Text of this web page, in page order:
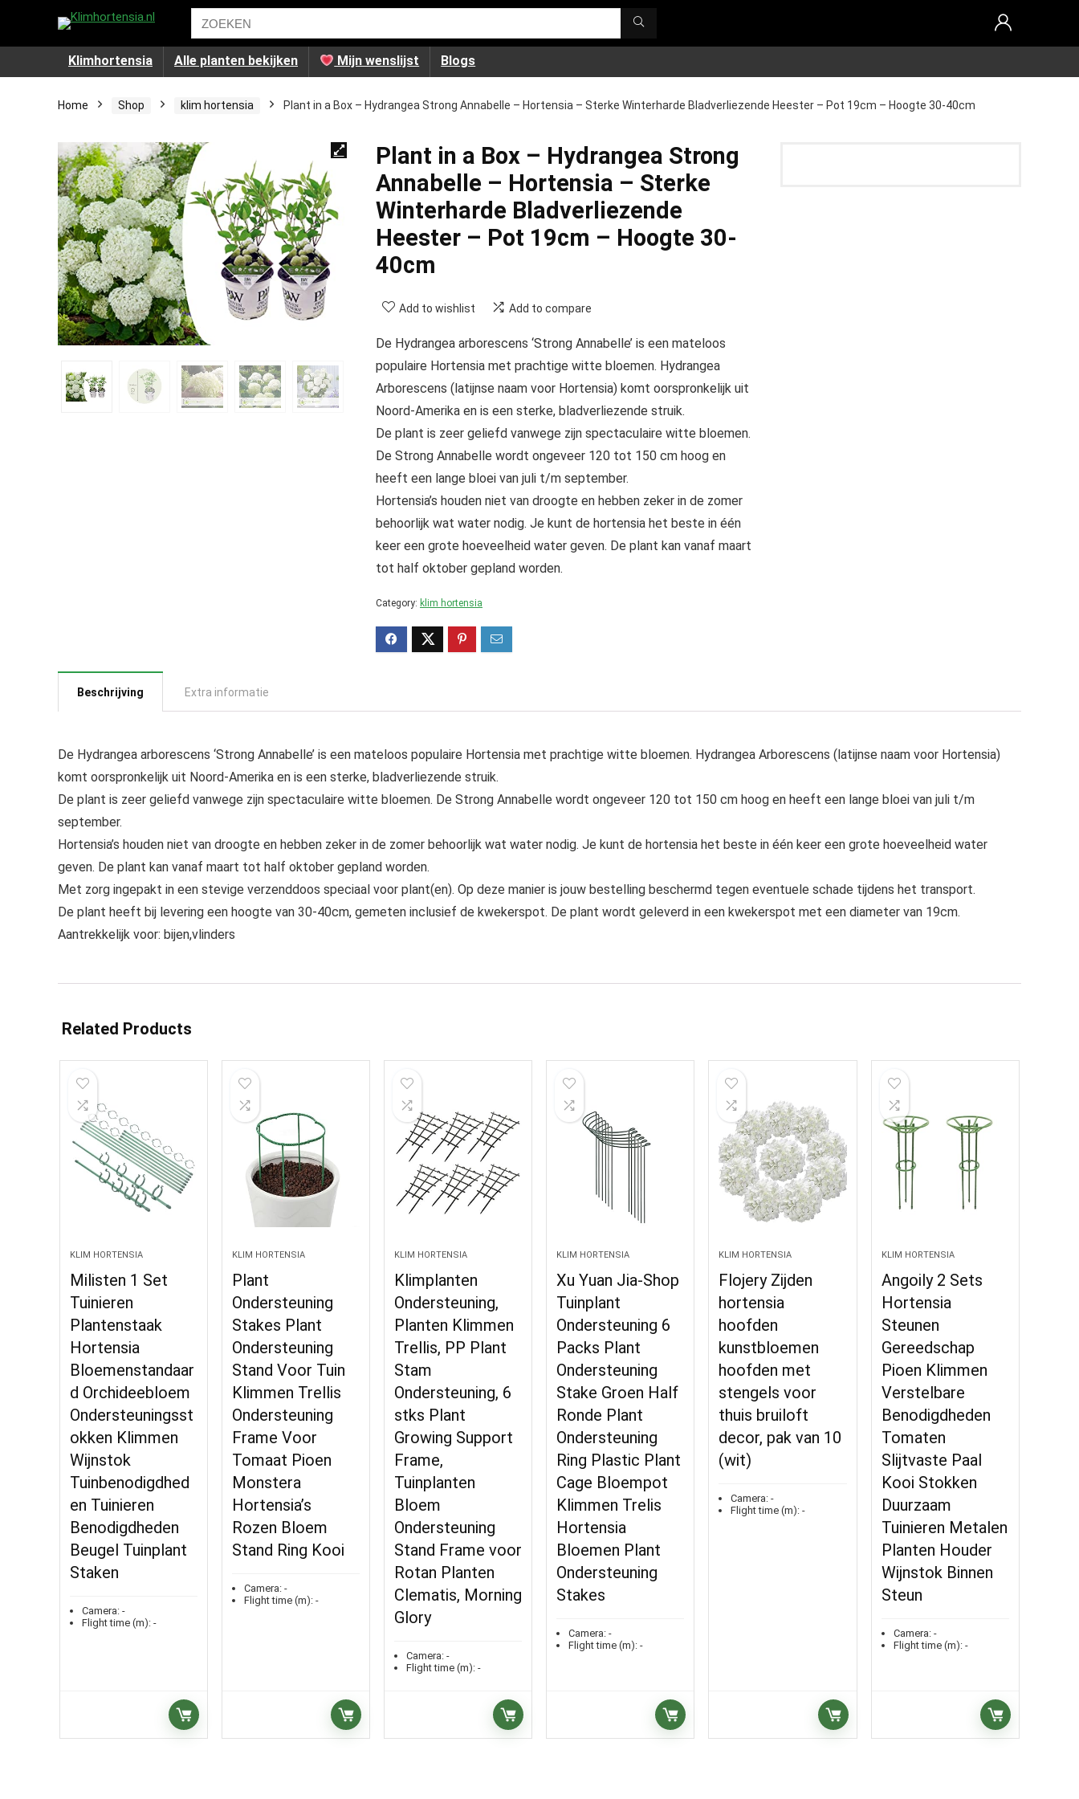
Klimhortensia Alle planten bekijken Mijn wenslijst Blogs
Home Shop klim hortensia Plant in a Box – Hydrangea Strong Annabelle – Hortensia – Sterke Winterharde Bladverliezende Heester – Pot 19cm – Hoogte 30-40cm
Plant in a Box – Hydrangea Strong
Annabelle – Hortensia – Sterke
Winterharde Bladverliezende
Heester – Pot 19cm – Hoogte 30-
40cm
Add to wishlist Add to compare
De Hydrangea arborescens ‘Strong Annabelle’ is een mateloos
populaire Hortensia met prachtige witte bloemen. Hydrangea
Arborescens (latijnse naam voor Hortensia) komt oorspronkelijk uit
Noord-Amerika en is een sterke, bladverliezende struik.
De plant is zeer geliefd vanwege zijn spectaculaire witte bloemen.
De Strong Annabelle wordt ongeveer 120 tot 150 cm hoog en
heeft een lange bloei van juli t/m september.
Hortensia’s houden niet van droogte en hebben zeker in de zomer
behoorlijk wat water nodig. Je kunt de hortensia het beste in één
keer een grote hoeveelheid water geven. De plant kan vanaf maart
tot half oktober gepland worden.
Category: klim hortensia
Beschrijving Extra informatie
De Hydrangea arborescens ‘Strong Annabelle’ is een mateloos populaire Hortensia met prachtige witte bloemen. Hydrangea Arborescens (latijnse naam voor Hortensia)
komt oorspronkelijk uit Noord-Amerika en is een sterke, bladverliezende struik.
De plant is zeer geliefd vanwege zijn spectaculaire witte bloemen. De Strong Annabelle wordt ongeveer 120 tot 150 cm hoog en heeft een lange bloei van juli t/m
september.
Hortensia’s houden niet van droogte en hebben zeker in de zomer behoorlijk wat water nodig. Je kunt de hortensia het beste in één keer een grote hoeveelheid water
geven. De plant kan vanaf maart tot half oktober gepland worden.
Met zorg ingepakt in een stevige verzenddoos speciaal voor plant(en). Op deze manier is jouw bestelling beschermd tegen eventuele schade tijdens het transport.
De plant heeft bij levering een hoogte van 30-40cm, gemeten inclusief de kwekerspot. De plant wordt geleverd in een kwekerspot met een diameter van 19cm.
Aantrekkelijk voor: bijen,vlinders
Related Products
KLIM HORTENSIA
Milisten 1 Set
Tuinieren
Plantenstaak
Hortensia
Bloemenstandaar
d Orchideebloem
Ondersteuningsst
okken Klimmen
Wijnstok
Tuinbenodigdhed
en Tuinieren
Benodigdheden
Beugel Tuinplant
Staken
Camera:-
Flight time (m):-
KLIM HORTENSIA
Plant
Ondersteuning
Stakes Plant
Ondersteuning
Stand Voor Tuin
Klimmen Trellis
Ondersteuning
Frame Voor
Tomaat Pioen
Monstera
Hortensia’s
Rozen Bloem
Stand Ring Kooi
Camera:-
Flight time (m):-
KLIM HORTENSIA
Klimplanten
Ondersteuning,
Planten Klimmen
Trellis, PP Plant
Stam
Ondersteuning, 6
stks Plant
Growing Support
Frame,
Tuinplanten
Bloem
Ondersteuning
Stand Frame voor
Rotan Planten
Clematis, Morning
Glory
Camera:-
Flight time (m):-
KLIM HORTENSIA
Xu Yuan Jia-Shop
Tuinplant
Ondersteuning 6
Packs Plant
Ondersteuning
Stake Groen Half
Ronde Plant
Ondersteuning
Ring Plastic Plant
Cage Bloempot
Klimmen Trelis
Hortensia
Bloemen Plant
Ondersteuning
Stakes
Camera: -
Flight time (m): -
KLIM HORTENSIA
Flojery Zijden
hortensia
hoofden
kunstbloemen
hoofden met
stengels voor
thuis bruiloft
decor, pak van 10
(wit)
Camera: -
Flight time (m): -
KLIM HORTENSIA
Angoily 2 Sets
Hortensia
Steunen
Gereedschap
Pioen Klimmen
Verstelbare
Benodigdheden
Tomaten
Slijtvaste Paal
Kooi Stokken
Duurzaam
Tuinieren Metalen
Planten Houder
Wijnstok Binnen
Steun
Camera:-
Flight time (m):-